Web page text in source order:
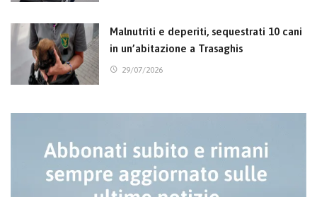
Malnutriti e deperiti, sequestrati 10 cani
in un’abitazione a Trasaghis
29/07/2026